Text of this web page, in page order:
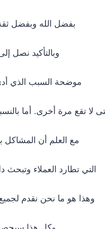
بفضل الله وبفضل ثقة
وبالتأكيد نصل
موضحة السبب الذي
لا تقع مرة أخرى. أما
مع العلم أن المشاكل
التي تطارد العملاء وتبحث
وهذا هو ما نحن نقدم لجميع